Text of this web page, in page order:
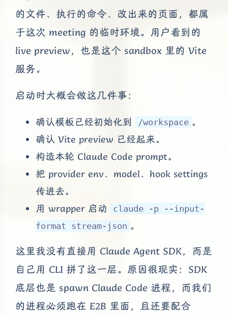
的文件、执行的命令、改出来的页面，都属
于这次 meeting 的临时环境。用户看到的
live preview，也是这个 sandbox 里的 Vite
服务。
启动时大概会做这几件事：
确认模板已经初始化到 /workspace 。
确认 Vite preview 已经起来。
构造本轮 Claude Code prompt。
把 provider env、model、hook settings
传进去。
用 wrapper 启动
claude -p --input-
format stream-json 。
这里我没有直接用 Claude Agent SDK，而是
自己用 CLI 拼了这一层。原因很现实：SDK
底层也是 spawn Claude Code 进程，而我们
的进程必须跑在 E2B 里面，且还要配合